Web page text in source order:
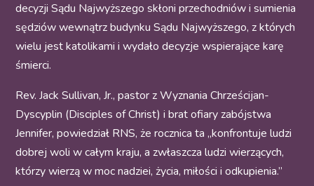
decyzji Sądu Najwyższego skłoni przechodniów i sumienia
sędziów wewnątrz budynku Sądu Najwyższego, z których
wielu jest katolikami i wydało decyzje wspierające karę
śmierci.
Rev. Jack Sullivan, Jr., pastor z Wyznania Chrześcijan-
Dyscyplin (Disciples of Christ) i brat ofiary zabójstwa
Jennifer, powiedział RNS, że rocznica ta „konfrontuje ludzi
dobrej woli w całym kraju, a zwłaszcza ludzi wierzących,
którzy wierzą w moc nadziei, życia, miłości i odkupienia.”